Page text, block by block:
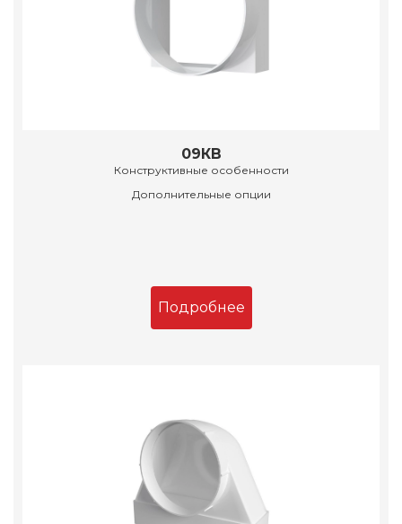
09КВ
Конструктивные особенности
Дополнительные опции
Подробнее